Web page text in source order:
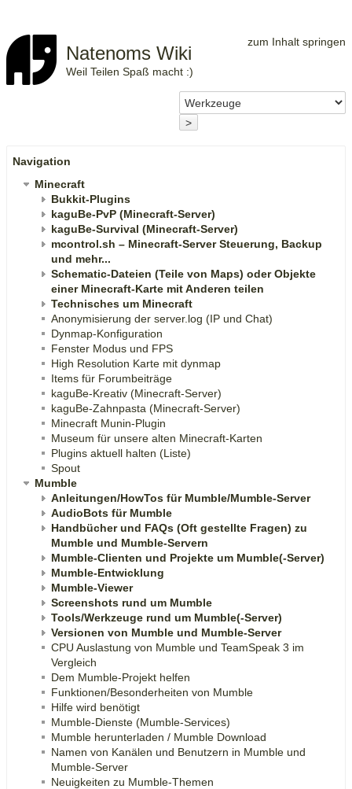
zum Inhalt springen
Natenoms Wiki
Weil Teilen Spaß macht :)
>
Navigation
Minecraft
Bukkit-Plugins
kaguBe-PvP (Minecraft-Server)
kaguBe-Survival (Minecraft-Server)
mcontrol.sh – Minecraft-Server Steuerung, Backup
und mehr...
Schematic-Dateien (Teile von Maps) oder Objekte
einer Minecraft-Karte mit Anderen teilen
Technisches um Minecraft
Anonymisierung der server.log (IP und Chat)
Dynmap-Konfiguration
Fenster Modus und FPS
High Resolution Karte mit dynmap
Items für Forumbeiträge
kaguBe-Kreativ (Minecraft-Server)
kaguBe-Zahnpasta (Minecraft-Server)
Minecraft Munin-Plugin
Museum für unsere alten Minecraft-Karten
Plugins aktuell halten (Liste)
Spout
Mumble
Anleitungen/HowTos für Mumble/Mumble-Server
AudioBots für Mumble
Handbücher und FAQs (Oft gestellte Fragen) zu
Mumble und Mumble-Servern
Mumble-Clienten und Projekte um Mumble(-Server)
Mumble-Entwicklung
Mumble-Viewer
Screenshots rund um Mumble
Tools/Werkzeuge rund um Mumble(-Server)
Versionen von Mumble und Mumble-Server
CPU Auslastung von Mumble und TeamSpeak 3 im
Vergleich
Dem Mumble-Projekt helfen
Funktionen/Besonderheiten von Mumble
Hilfe wird benötigt
Mumble-Dienste (Mumble-Services)
Mumble herunterladen / Mumble Download
Namen von Kanälen und Benutzern in Mumble und
Mumble-Server
Neuigkeiten zu Mumble-Themen